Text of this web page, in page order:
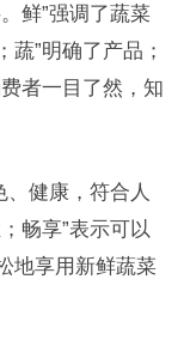
鲜”强调了蔬菜
”明确了产品；
者一目了然，知
健康，符合人
畅享”表示可以
地享用新鲜蔬菜